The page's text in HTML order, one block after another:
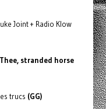
Joint + Radio Klow
stranded horse
trucs (GG)